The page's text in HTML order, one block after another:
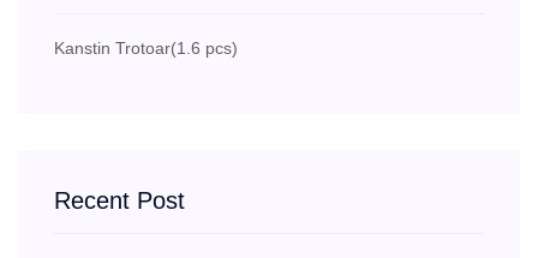
Kanstin Trotoar(1.6 pcs)
Recent Post